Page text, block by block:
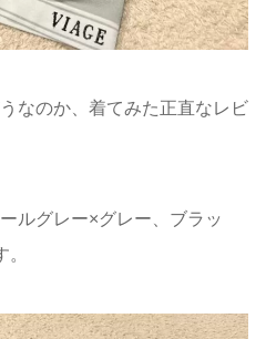
なのか、着てみた正直なレビ
ルグレー×グレー、ブラッ